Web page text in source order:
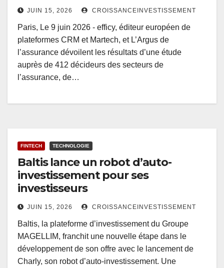
JUIN 15, 2026 CROISSANCEINVESTISSEMENT
Paris, Le 9 juin 2026 - efficy, éditeur européen de
plateformes CRM et Martech, et L’Argus de
l’assurance dévoilent les résultats d’une étude
auprès de 412 décideurs des secteurs de
l’assurance, de…
FINTECH TECHNOLOGIE
Baltis lance un robot d’auto-
investissement pour ses
investisseurs
JUIN 15, 2026 CROISSANCEINVESTISSEMENT
Baltis, la plateforme d’investissement du Groupe
MAGELLIM, franchit une nouvelle étape dans le
développement de son offre avec le lancement de
Charly, son robot d’auto-investissement. Une